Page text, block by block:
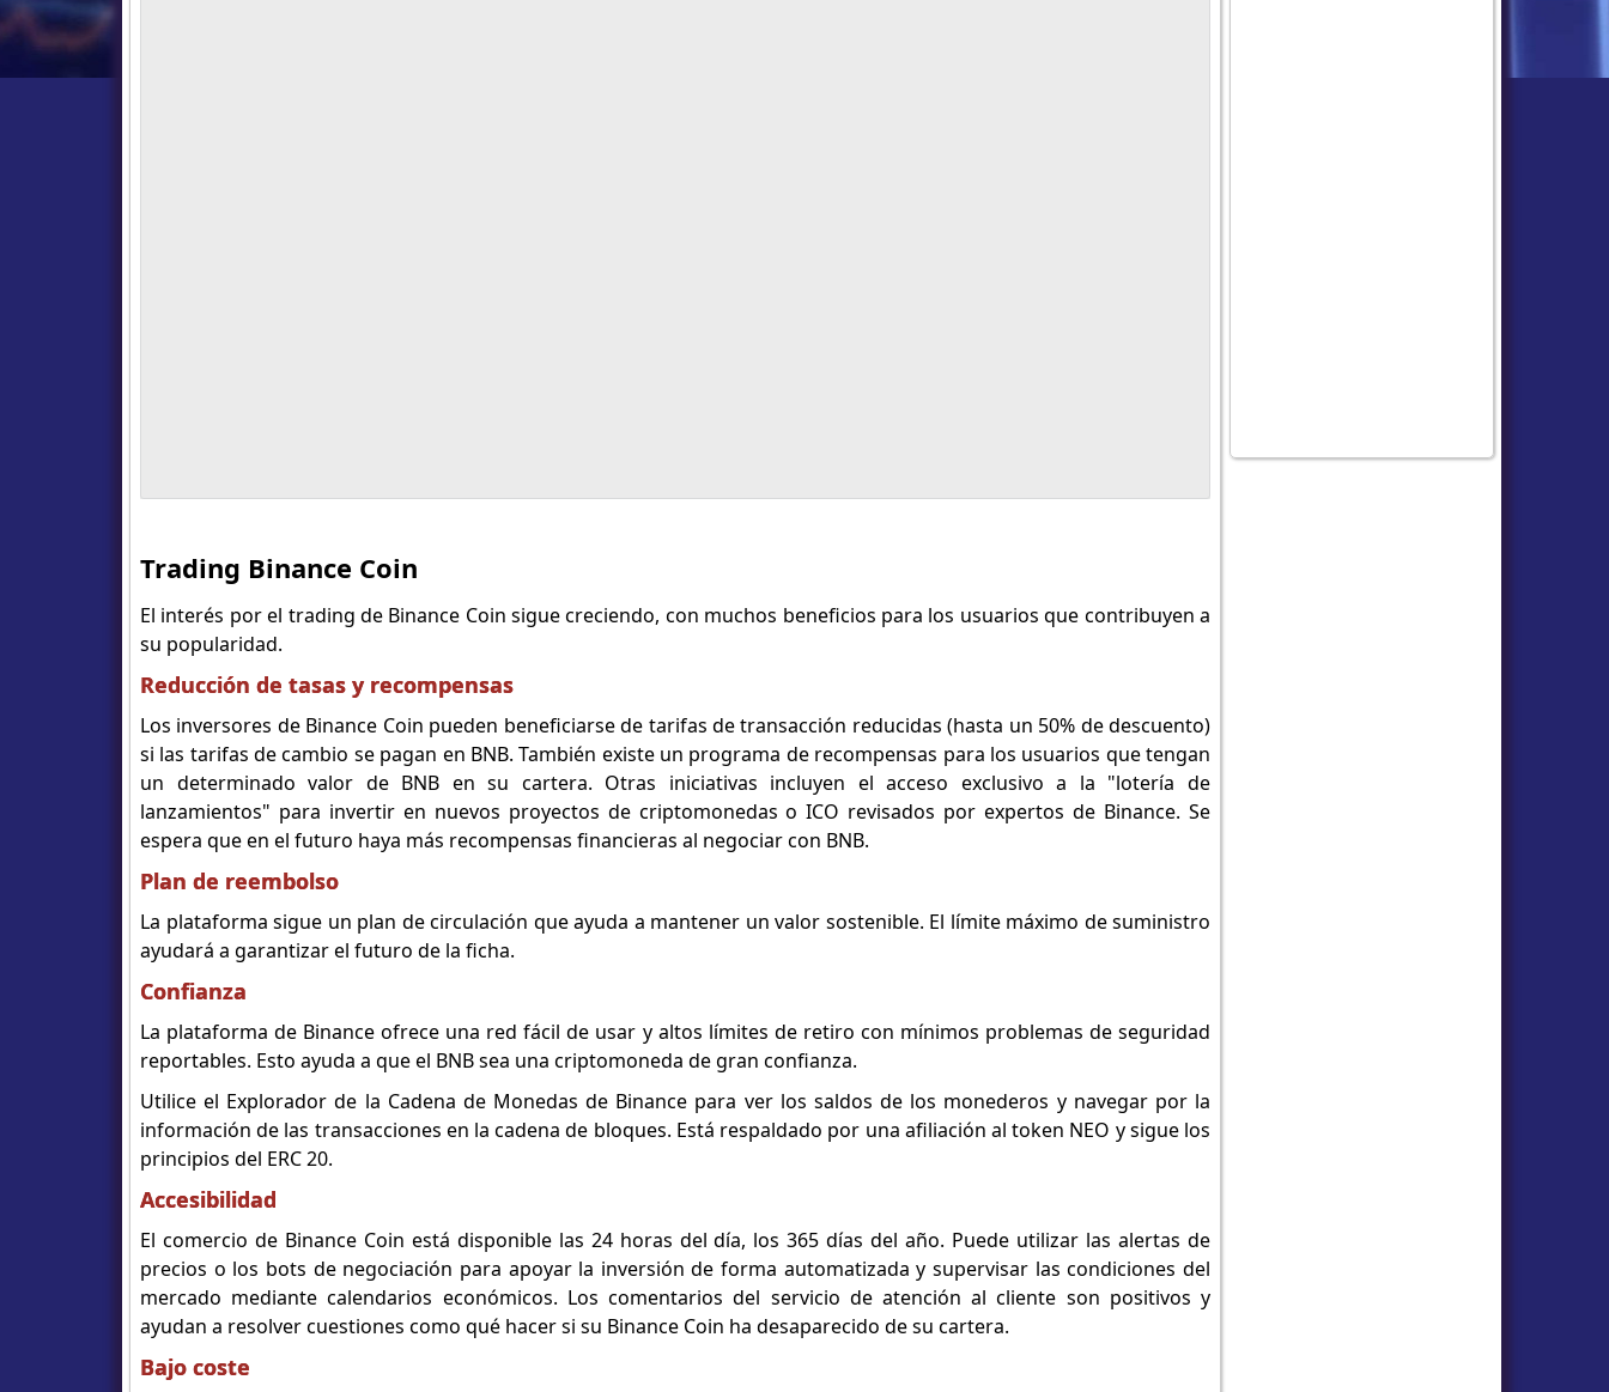
Trading Binance Coin
El interés por el trading de Binance Coin sigue creciendo, con muchos beneficios para los usuarios que contribuyen a
su popularidad.
Reducción de tasas y recompensas
Los inversores de Binance Coin pueden beneficiarse de tarifas de transacción reducidas (hasta un 50% de descuento)
si las tarifas de cambio se pagan en BNB. También existe un programa de recompensas para los usuarios que tengan
un determinado valor de BNB en su cartera. Otras iniciativas incluyen el acceso exclusivo a la "lotería de
lanzamientos" para invertir en nuevos proyectos de criptomonedas o ICO revisados por expertos de Binance. Se
espera que en el futuro haya más recompensas financieras al negociar con BNB.
Plan de reembolso
La plataforma sigue un plan de circulación que ayuda a mantener un valor sostenible. El límite máximo de suministro
ayudará a garantizar el futuro de la ficha.
Confianza
La plataforma de Binance ofrece una red fácil de usar y altos límites de retiro con mínimos problemas de seguridad
reportables. Esto ayuda a que el BNB sea una criptomoneda de gran confianza.
Utilice el Explorador de la Cadena de Monedas de Binance para ver los saldos de los monederos y navegar por la
información de las transacciones en la cadena de bloques. Está respaldado por una afiliación al token NEO y sigue los
principios del ERC 20.
Accesibilidad
El comercio de Binance Coin está disponible las 24 horas del día, los 365 días del año. Puede utilizar las alertas de
precios o los bots de negociación para apoyar la inversión de forma automatizada y supervisar las condiciones del
mercado mediante calendarios económicos. Los comentarios del servicio de atención al cliente son positivos y
ayudan a resolver cuestiones como qué hacer si su Binance Coin ha desaparecido de su cartera.
Bajo coste